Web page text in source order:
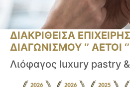
ΔΙΑΚΡΙΘΕΙΣΑ
ΔΙΑΓΩΝΙΣΜΟΥ ‘’ ΑΕΤΟΙ ‘’
Λιόφαγος luxury pastry